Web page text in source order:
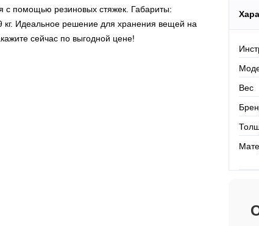
с помощью резиновых стяжек. Габариты:
Идеальное решение для хранения вещей на
сейчас по выгодной цене!
Вес